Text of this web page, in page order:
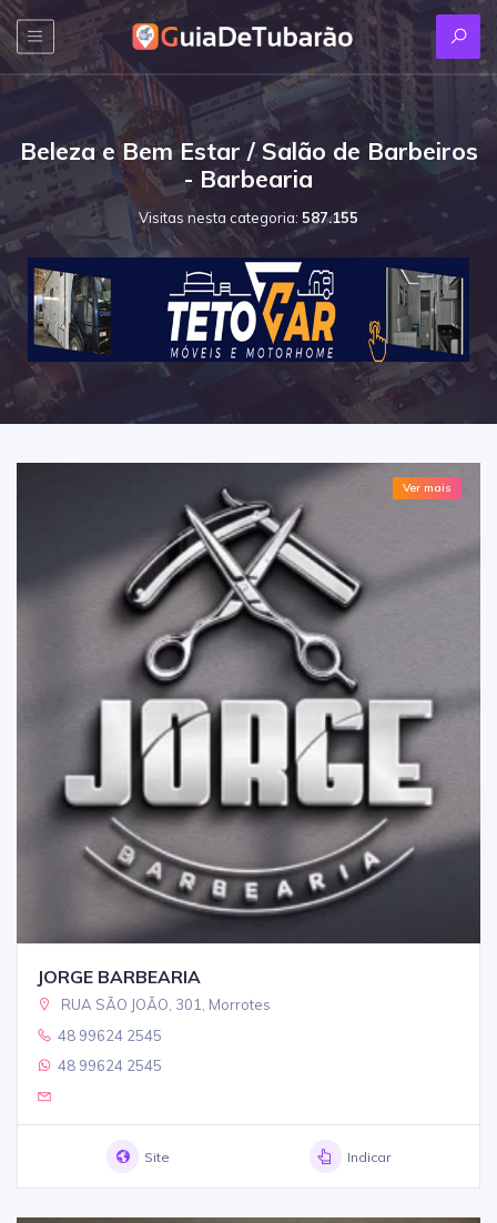
Beleza e Bem Estar / Salão de Barbeiros
- Barbearia
Visitas nesta categoria: 587.155
Ver mais
JORGE BARBEARIA
RUA SÃO JOÃO, 301, Morrotes
48 99624 2545
48 99624 2545
Site Indicar